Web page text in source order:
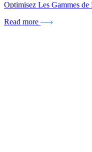
Optimisez Les Gammes
Read more